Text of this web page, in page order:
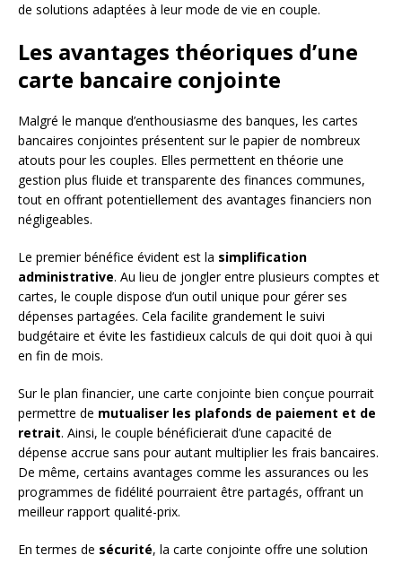
de solutions adaptées à leur mode de vie en couple.
Les avantages théoriques d’une
carte bancaire conjointe
Malgré le manque d’enthousiasme des banques, les cartes
bancaires conjointes présentent sur le papier de nombreux
atouts pour les couples. Elles permettent en théorie une
gestion plus fluide et transparente des finances communes,
tout en offrant potentiellement des avantages financiers non
négligeables.
Le premier bénéfice évident est la simplification
administrative. Au lieu de jongler entre plusieurs comptes et
cartes, le couple dispose d’un outil unique pour gérer ses
dépenses partagées. Cela facilite grandement le suivi
budgétaire et évite les fastidieux calculs de qui doit quoi à qui
en fin de mois.
Sur le plan financier, une carte conjointe bien conçue pourrait
permettre de mutualiser les plafonds de paiement et de
retrait. Ainsi, le couple bénéficierait d’une capacité de
dépense accrue sans pour autant multiplier les frais bancaires.
De même, certains avantages comme les assurances ou les
programmes de fidélité pourraient être partagés, offrant un
meilleur rapport qualité-prix.
En termes de sécurité, la carte conjointe offre une solution